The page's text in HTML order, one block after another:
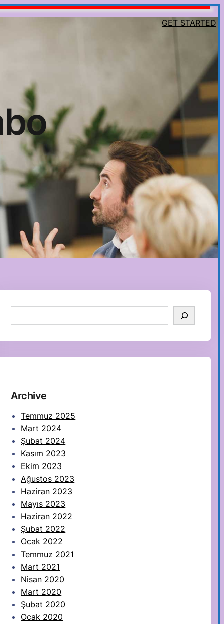
GET STARTED
e
Archive
Temmuz 2025
Mart 2024
Şubat 2024
Kasım 2023
Ekim 2023
Ağustos 2023
Haziran 2023
Mayıs 2023
Haziran 2022
Şubat 2022
Ocak 2022
Temmuz 2021
Mart 2021
Nisan 2020
Mart 2020
Şubat 2020
Ocak 2020